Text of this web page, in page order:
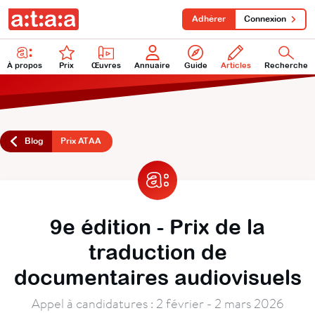
À propos Prix Œuvres Annuaire Guide Articles Recherche
Adhérer Connexion
Blog Prix ATAA
9e édition - Prix de la
traduction de
documentaires audiovisuels
Appel à candidatures : 2 février - 2 mars 2026